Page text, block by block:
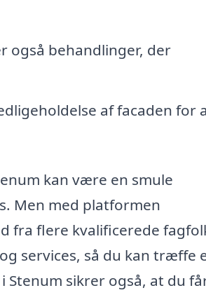
også behandlinger, der
af facaden for
kan være en smule
Men med platformen
fra flere kvalificerede
services, så du kan træffe
sikrer også, at du